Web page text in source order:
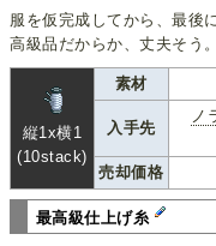
服を仮完成してから、最後
高級品だからか、丈夫そう。
縦1x横1
(10stack)
素材
入手先
ノ
売却価格
最高級仕上げ糸